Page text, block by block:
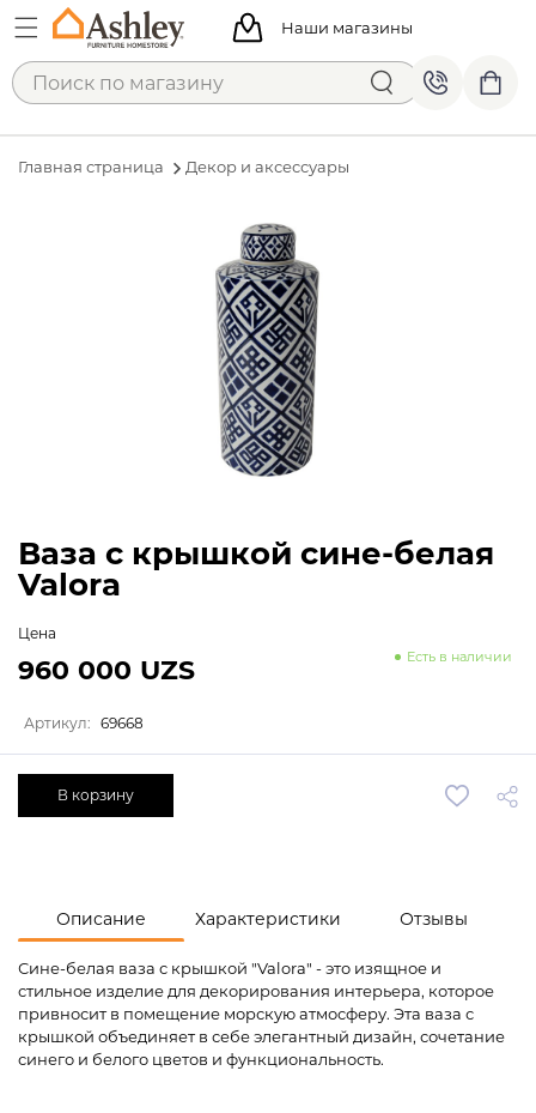
Наши магазины
Главная страница Декор и аксессуары
Описание Характеристики Отзывы
Сине-белая ваза с крышкой "Valora" - это изящное и
стильное изделие для декорирования интерьера, которое
привносит в помещение морскую атмосферу. Эта ваза с
крышкой объединяет в себе элегантный дизайн, сочетание
синего и белого цветов и функциональность.
Ваза с крышкой сине-белая
Valora
Цена
Есть в наличии
960 000 UZS
Артикул: 69668
В корзину